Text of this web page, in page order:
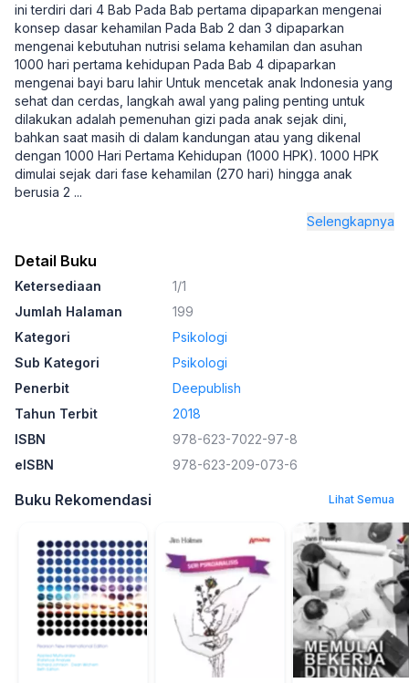
ini terdiri dari 4 Bab Pada Bab pertama dipaparkan mengenai
konsep dasar kehamilan Pada Bab 2 dan 3 dipaparkan
mengenai kebutuhan nutrisi selama kehamilan dan asuhan
1000 hari pertama kehidupan Pada Bab 4 dipaparkan
mengenai bayi baru lahir Untuk mencetak anak Indonesia yang
sehat dan cerdas, langkah awal yang paling penting untuk
dilakukan adalah pemenuhan gizi pada anak sejak dini,
bahkan saat masih di dalam kandungan atau yang dikenal
dengan 1000 Hari Pertama Kehidupan (1000 HPK). 1000 HPK
dimulai sejak dari fase kehamilan (270 hari) hingga anak
berusia 2 ...
Selengkapnya
Detail Buku
Ketersediaan
1/1
Jumlah Halaman
199
Kategori
Psikologi
Sub Kategori
Psikologi
Penerbit
Deepublish
Tahun Terbit
2018
ISBN
978-623-7022-97-8
eISBN
978-623-209-073-6
Buku Rekomendasi Lihat Semua